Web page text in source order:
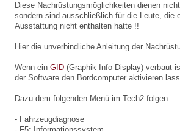
Diese Nachrüstungsmöglichkeiten dienen
sondern sind ausschließlich für die Leute, die
Ausstattung nicht enthalten hatte !!
Hier die unverbindliche Anleitung der
Wenn einGID (Graphik Info Display) verbaut
der Software den Bordcomputer aktivieren
Dazu dem folgenden Menü im Tech2 folgen:
- Fahrzeugdiagnose